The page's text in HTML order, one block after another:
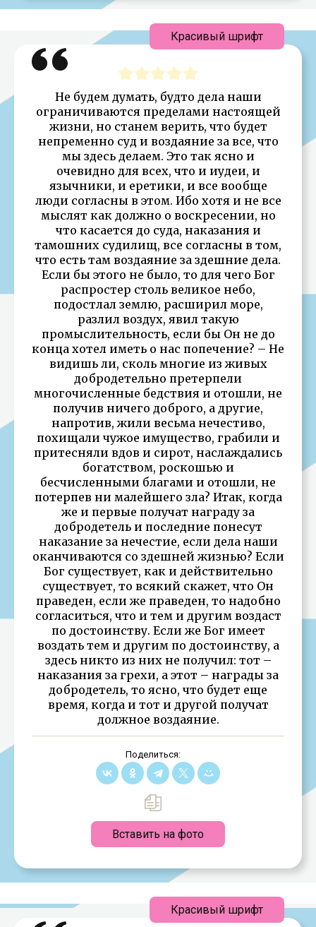
Не будем думать, будто дела наши
ограничиваются пределами настоящей
жизни, но станем верить, что будет
непременно суд и воздаяние за все, что
мы здесь делаем. Это так ясно и
очевидно для всех, что и иудеи, и
язычники, и еретики, и все вообще
люди согласны в этом. Ибо хотя и не все
мыслят как должно о воскресении, но
что касается до суда, наказания и
тамошних судилищ, все согласны в том,
что есть там воздаяние за здешние дела.
Если бы этого не было, то для чего Бог
распростер столь великое небо,
подостлал землю, расширил море,
разлил воздух, явил такую
промыслительность, если бы Он не до
конца хотел иметь о нас попечение? – Не
видишь ли, сколь многие из живых
добродетельно претерпели
многочисленные бедствия и отошли, не
получив ничего доброго, а другие,
напротив, жили весьма нечестиво,
похищали чужое имущество, грабили и
притесняли вдов и сирот, наслаждались
богатством, роскошью и
бесчисленными благами и отошли, не
потерпев ни малейшего зла? Итак, когда
же и первые получат награду за
добродетель и последние понесут
наказание за нечестие, если дела наши
оканчиваются со здешней жизнью? Если
Бог существует, как и действительно
существует, то всякий скажет, что Он
праведен, если же праведен, то надобно
согласиться, что и тем и другим воздаст
по достоинству. Если же Бог имеет
воздать тем и другим по достоинству, а
здесь никто из них не получил: тот –
наказания за грехи, а этот – награды за
добродетель, то ясно, что будет еще
время, когда и тот и другой получат
должное воздаяние.
Поделиться:
Вставить на фото
Красивый шрифт
Красивый шрифт